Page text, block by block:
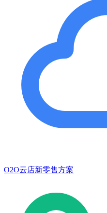
O2O云店新零售方案